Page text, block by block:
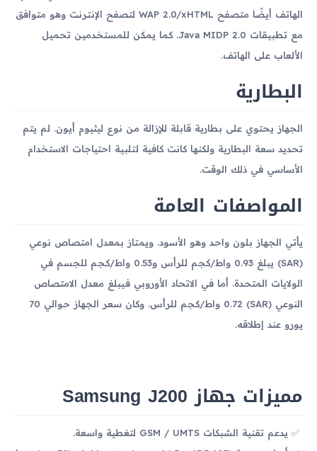
الهاتف أيضًا متصفح WAP 2.0/xHTML لتصفح الإنترنت وهو متوافق
مع تطبيقات Java MIDP 2.0. كما يمكن للمستخدمين تحميل
الألعاب على الهاتف.
البطارية
الجهاز يحتوي على بطارية قابلة للإزالة من نوع ليثيوم أيون. لم يتم
تحديد سعة البطارية ولكنها كانت كافية لتلبية احتياجات الاستخدام
الأساسي في ذلك الوقت.
المواصفات العامة
يأتي الجهاز بلون واحد وهو الأسود. ويمتاز بمعدل امتصاص نوعي
(SAR) يبلغ 0.93 واط/كجم للرأس و0.53 واط/كجم للجسم في
الولايات المتحدة. أما في الاتحاد الأوروبي فيبلغ معدل الامتصاص
النوعي (SAR) 0.72 واط/كجم للرأس. وكان سعر الجهاز حوالي 70
يورو عند إطلاقه.
مميزات جهاز Samsung J200
يدعم تقنية الشبكات GSM / UMTS لتغطية واسعة.